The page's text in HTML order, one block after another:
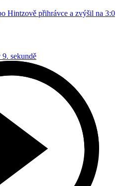
Hintzově přihrávce a zvýšil na 3:0